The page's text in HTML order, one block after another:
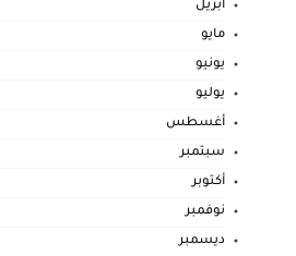
أبريل
مايو
يونيو
يوليو
أغسطس
سبتمبر
أكتوبر
نوفمبر
ديسمبر